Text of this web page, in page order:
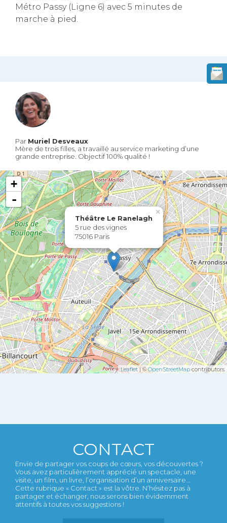
Métro Passy (Ligne 6) avec 5 minutes de
marche à pied.
Par Muriel Desveaux
Mère de trois filles, a travaillé au service marketing d’une
grande entreprise. Objectif 100% qualité !
×
Théâtre Le Ranelagh
5 rue des vignes
75016 Paris
+
-
Leaflet| ©OpenStreetMap contributors
CONTACT
Envie de partager vos coups de cœurs, vos découvertes ?
Vous avez particulièrement apprécié un spectacle, une
visite, un film, un livre, l’organisation d’un anniversaire...
Cette rubrique « Contact » est la vôtre. N’hésitez pas à
partager et échanger, nous serons bien évidemment
attentifs à toutes vos suggestions !